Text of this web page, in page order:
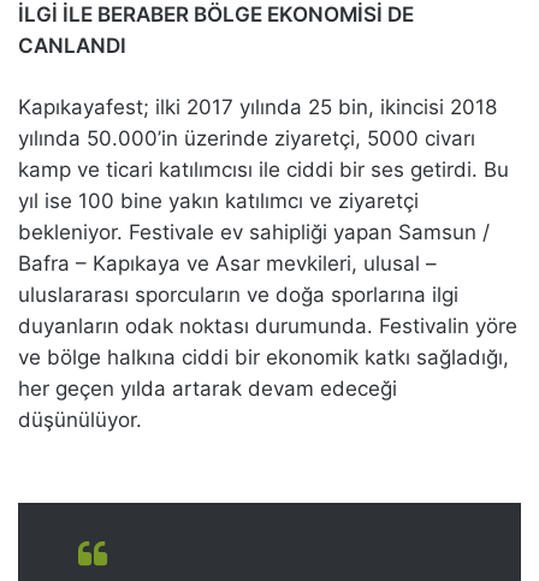
İLGİ İLE BERABER BÖLGE EKONOMİSİ DE
CANLANDI
Kapıkayafest; ilki 2017 yılında 25 bin, ikincisi 2018
yılında 50.000’in üzerinde ziyaretçi, 5000 civarı
kamp ve ticari katılımcısı ile ciddi bir ses getirdi. Bu
yıl ise 100 bine yakın katılımcı ve ziyaretçi
bekleniyor. Festivale ev sahipliği yapan Samsun /
Bafra – Kapıkaya ve Asar mevkileri, ulusal –
uluslararası sporcuların ve doğa sporlarına ilgi
duyanların odak noktası durumunda. Festivalin yöre
ve bölge halkına ciddi bir ekonomik katkı sağladığı,
her geçen yılda artarak devam edeceği
düşünülüyor.